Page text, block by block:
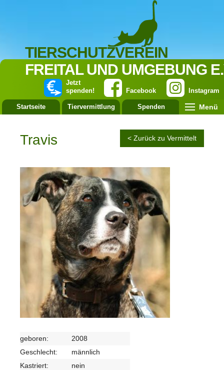
TIERSCHUTZVEREIN
FREITAL UND UMGEBUNG
Instagram
Facebook
Jetzt
spenden!
Startseite Tiervermittlung Spenden Menü
Travis < Zurück zu Vermittelt
geboren:
2008
Geschlecht:
männlich
Kastriert:
nein